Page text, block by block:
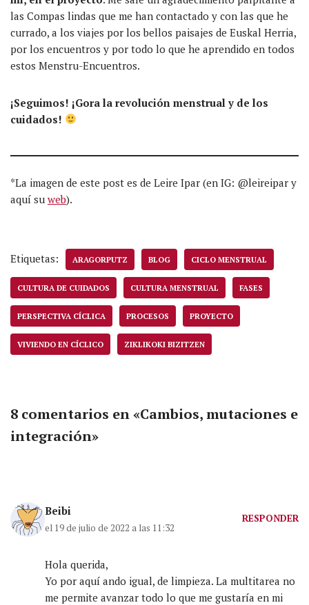
las Compas lindas que me han contactado y con las que he
currado, a los viajes por los bellos paisajes de Euskal Herria,
por los encuentros y por todo lo que he aprendido en todos
estos Menstru-Encuentros.
¡Seguimos! ¡Gora la revolución menstrual y de los
cuidados!
*La imagen de este post es de Leire Ipar (en IG: @leireipar y
aquí su web).
Etiquetas: ARAGORPUTZ BLOG CICLO MENSTRUAL
CULTURA DE CUIDADOS CULTURA MENSTRUAL FASES
PERSPECTIVA CÍCLICA PROCESOS PROYECTO
VIVIENDO EN CÍCLICO ZIKLIKOKI BIZITZEN
8 comentarios en «Cambios, mutaciones e
integración»
Beibi
el 19 de julio de 2022 a las 11:32
RESPONDER
Hola querida,
Yo por aquí ando igual, de limpieza. La multitarea no
me permite avanzar todo lo que me gustaría en mi